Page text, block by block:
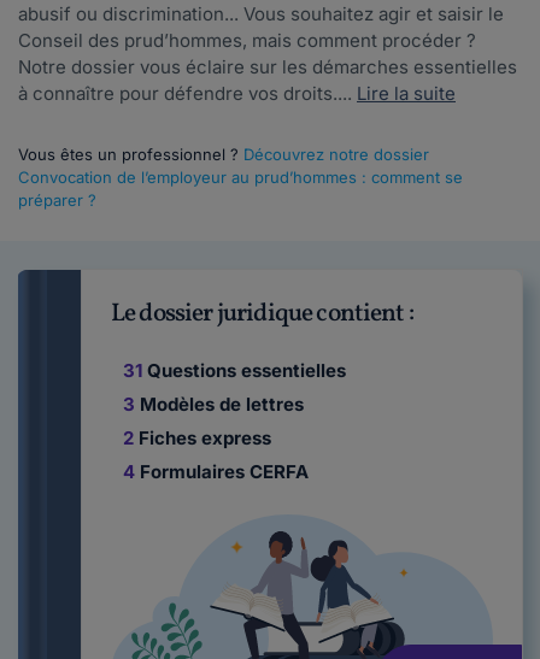
Le dossier juridique contient :
31 Questions essentielles
3 Modèles de lettres
2 Fiches express
4 Formulaires CERFA
abusif ou discrimination... Vous souhaitez agir et saisir le
Conseil des prud’hommes, mais comment procéder ?
Notre dossier vous éclaire sur les démarches essentielles
à connaître pour défendre vos droits.... Lire la suite
Vous êtes un professionnel ? Découvrez notre dossier
Convocation de l’employeur au prud’hommes : comment se
préparer ?